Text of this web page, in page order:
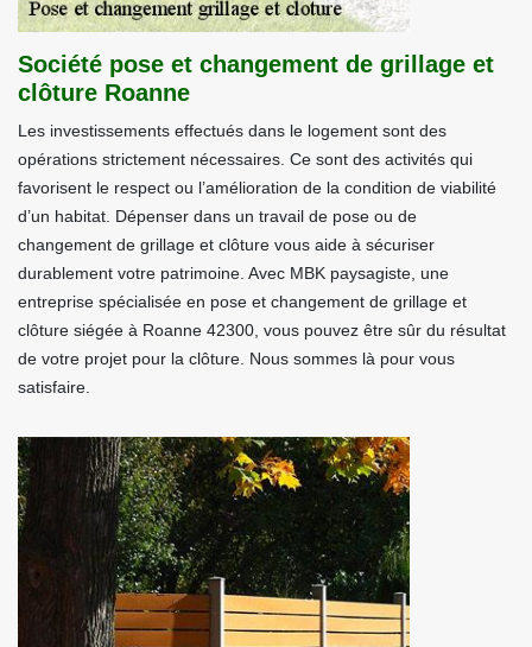
Société pose et changement de grillage et
clôture Roanne
Les investissements effectués dans le logement sont des
opérations strictement nécessaires. Ce sont des activités qui
favorisent le respect ou l’amélioration de la condition de viabilité
d’un habitat. Dépenser dans un travail de pose ou de
changement de grillage et clôture vous aide à sécuriser
durablement votre patrimoine. Avec MBK paysagiste, une
entreprise spécialisée en pose et changement de grillage et
clôture siégée à Roanne 42300, vous pouvez être sûr du résultat
de votre projet pour la clôture. Nous sommes là pour vous
satisfaire.